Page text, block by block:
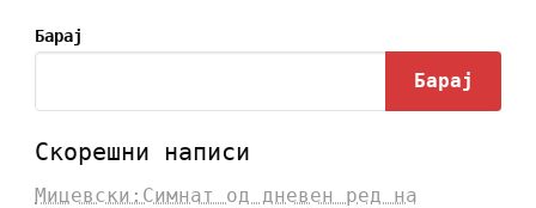
Барај
Барај
Скорешни написи
Мицевски:Симнат од дневен ред на